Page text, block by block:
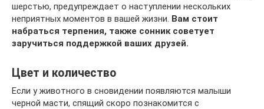
шерстью, предупреждает о наступлении нескольких
неприятных моментов в вашей жизни. Вам стоит
набраться терпения, также сонник советует
заручиться поддержкой ваших друзей.
Цвет и количество
Если у животного в сновидении появляются малыши
черной масти, спящий скоро познакомится с